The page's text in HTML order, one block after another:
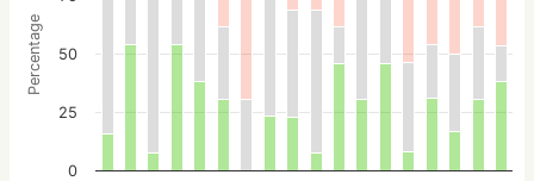
Percentage
0
25
50